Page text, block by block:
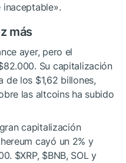
más
ayer, pero el
Su capitalización
de los $1,62 billones,
las altcoins ha subido
capitalización
cayó un 2% y
$XRP, $BNB, SOL y